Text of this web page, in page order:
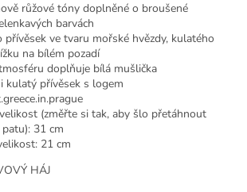
růžové tóny doplněné o broušené
barvách
přívěsek ve tvaru mořské hvězdy, kulatého
na bílém pozadí
doplňuje bílá mušlička
kulatý přívěsek s logem
(změřte si tak, aby šlo přetáhnout
31 cm
21 cm
HÁJ